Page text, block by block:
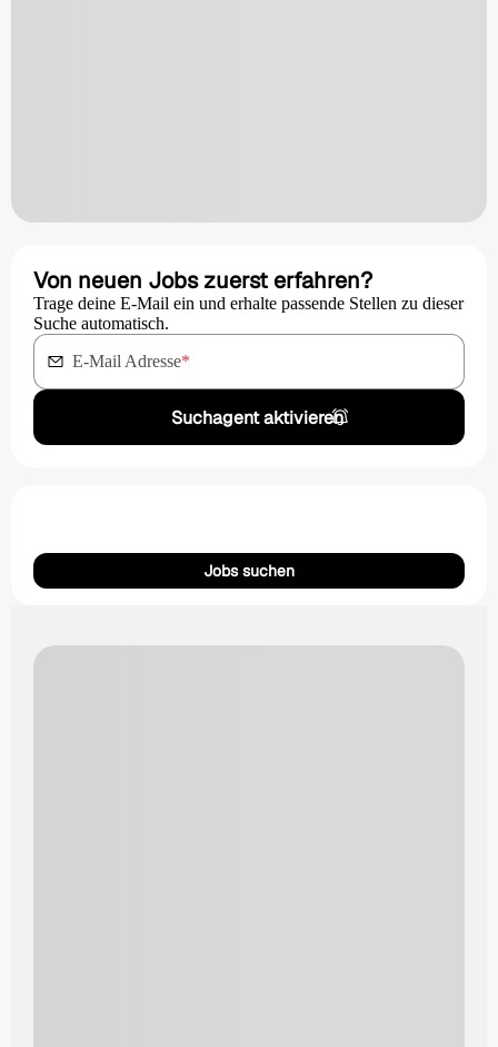
Von neuen Jobs zuerst erfahren?
Trage deine E-Mail ein und erhalte passende Stellen zu dieser
Suche automatisch.
E-Mail Adresse*
Suchagent aktivieren
Jobs suchen